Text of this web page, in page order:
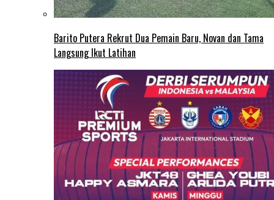
Barito Putera Rekrut Dua Pemain Baru, Novan dan Tama
Langsung Ikut Latihan